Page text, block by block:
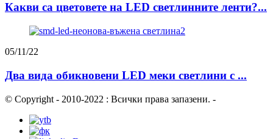
Какви са цветовете на LED светлинните ленти?...
05/11/22
Два вида обикновени LED меки светлини с ...
© Copyright - 2010-2022 : Всички права запазени. -